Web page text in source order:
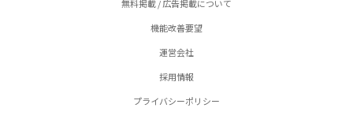
無料掲載 / 広告掲載について
機能改善要望
運営会社
採用情報
プライバシーポリシー